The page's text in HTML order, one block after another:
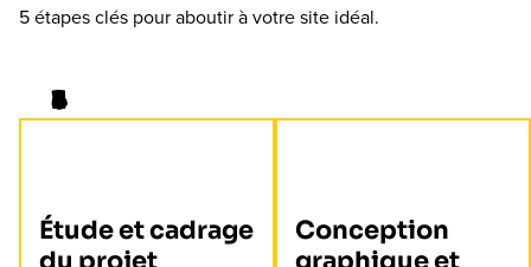
5 étapes clés pour aboutir à votre site idéal.
Étude et cadrage
du projet
Conception
graphique et